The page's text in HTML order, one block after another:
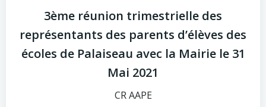
3ème réunion trimestrielle des
représentants des parents d’élèves des
écoles de Palaiseau avec la Mairie le 31
Mai 2021
CR AAPE